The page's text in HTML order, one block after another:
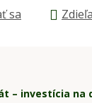
sa
– investícia na